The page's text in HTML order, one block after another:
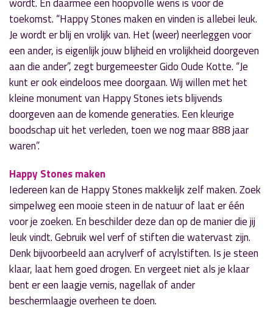
toekomst. “Happy Stones maken en vinden is allebei leuk.
Je wordt er blij en vrolijk van. Het (weer) neerleggen voor
een ander, is eigenlijk jouw blijheid en vrolijkheid doorgeven
aan die ander”, zegt burgemeester Gido Oude Kotte. “Je
kunt er ook eindeloos mee doorgaan. Wij willen met het
kleine monument van Happy Stones iets blijvends
doorgeven aan de komende generaties. Een kleurige
boodschap uit het verleden, toen we nog maar 888 jaar
waren”.
Happy Stones maken
Iedereen kan de Happy Stones makkelijk zelf maken. Zoek
simpelweg een mooie steen in de natuur of laat er één
voor je zoeken. En beschilder deze dan op de manier die jij
leuk vindt. Gebruik wel verf of stiften die watervast zijn.
Denk bijvoorbeeld aan acrylverf of acrylstiften. Is je steen
klaar, laat hem goed drogen. En vergeet niet als je klaar
bent er een laagje vernis, nagellak of ander
beschermlaagje overheen te doen.